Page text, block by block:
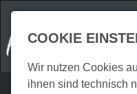
COOKIE
Wir nutzen Cookies
ihnen sind technisch